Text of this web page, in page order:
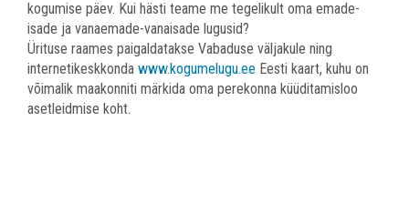
kogumise päev. Kui hästi teame me tegelikult oma emade-
isade ja vanaemade-vanaisade lugusid?
Ürituse raames paigaldatakse Vabaduse väljakule ning
internetikeskkonda www.kogumelugu.ee Eesti kaart, kuhu on
võimalik maakonniti märkida oma perekonna küüditamisloo
asetleidmise koht.